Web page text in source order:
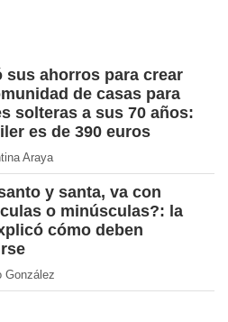
sus ahorros para crear
de casas para
solteras a sus 70 años:
es de 390 euros
Araya
y santa, va con
o minúsculas?: la
cómo deben
González